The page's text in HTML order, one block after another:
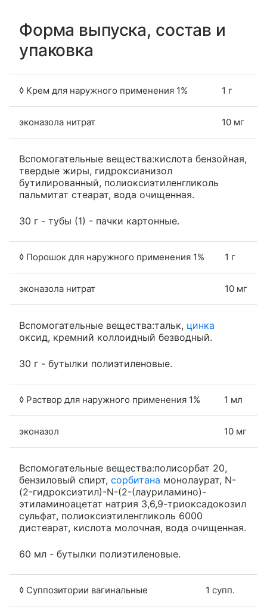
Форма выпуска, состав и
упаковка
◊ Крем для наружного применения 1% 1 г
эконазола нитрат 10 мг
Вспомогательные вещества:кислота бензойная,
твердые жиры, гидроксианизол
бутилированный, полиоксиэтиленгликоль
пальмитат стеарат, вода очищенная.
30 г - тубы (1) - пачки картонные.
◊ Порошок для наружного применения 1% 1 г
эконазола нитрат 10 мг
Вспомогательные вещества:тальк, цинка
оксид, кремний коллоидный безводный.
30 г - бутылки полиэтиленовые.
◊ Раствор для наружного применения 1% 1 мл
эконазол 10 мг
Вспомогательные вещества:полисорбат 20,
бензиловый спирт, сорбитана монолаурат, N-
(2-гидроксиэтил)-N-(2-(лауриламино)-
этиламиноацетат натрия 3,6,9-триоксадокозил
сульфат, полиоксиэтиленгликоль 6000
дистеарат, кислота молочная, вода очищенная.
60 мл - бутылки полиэтиленовые.
◊ Суппозитории вагинальные 1 супп.